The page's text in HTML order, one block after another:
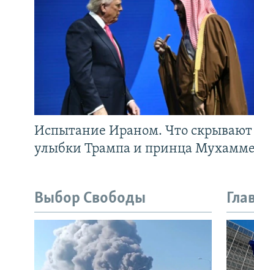
Испытание Ираном. Что скрывают
улыбки Трампа и принца
Выбор Свободы